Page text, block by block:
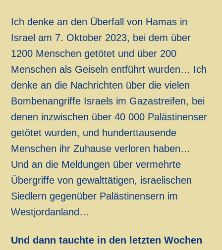
Ich denke an den Überfall von Hamas in
Israel am 7. Oktober 2023, bei dem über
1200 Menschen getötet und über 200
Menschen als Geiseln entführt wurden… Ich
denke an die Nachrichten über die vielen
Bombenangriffe Israels im Gazastreifen, bei
denen inzwischen über 40 000 Palästinenser
getötet wurden, und hunderttausende
Menschen ihr Zuhause verloren haben…
Und an die Meldungen über vermehrte
Übergriffe von gewalttätigen, israelischen
Siedlern gegenüber Palästinensern im
Westjordanland…
Und dann tauchte in den letzten Wochen